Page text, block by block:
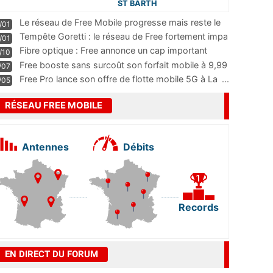
ST BARTH
Le réseau de Free Mobile progresse mais reste le
m
...
Tempête Goretti : le réseau de Free fortement impa
Fibre optique : Free annonce un cap important
pass
...
Free booste sans surcoût son forfait mobile à 9,99
Free Pro lance son offre de flotte mobile 5G à La ...
RÉSEAU FREE MOBILE
Antennes Débits
Records
EN DIRECT DU FORUM